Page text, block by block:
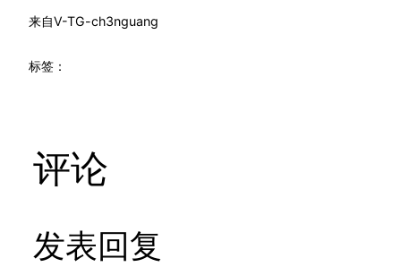
来自V-TG-ch3nguang
标签：
评论
发表回复